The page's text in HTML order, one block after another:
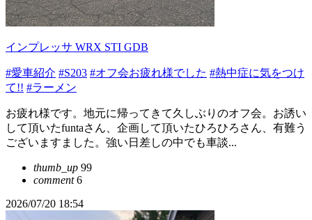
インプレッサ WRX STI GDB
#愛車紹介 #S203 #オフ会お疲れ様でした #熱中症に気をつけ
て!! #ラーメン
お疲れ様です。地元に帰ってきて久しぶりのオフ会。お誘い
して頂いたfuntaさん、企画して頂いたひろひろさん、有難う
ございますました。強い日差しの中でも車談...
thumb_up 99
comment6
2026/07/20 18:54